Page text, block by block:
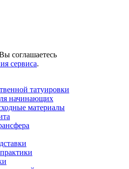
соглашаетесь
сервиса.
татуировки
начинающих
материалы